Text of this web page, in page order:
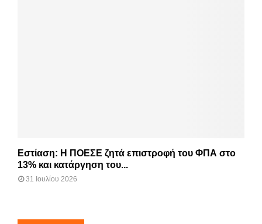
Εστίαση: Η ΠΟΕΣΕ ζητά επιστροφή του ΦΠΑ στο
13% και κατάργηση του...
31 Ιουλίου 2026